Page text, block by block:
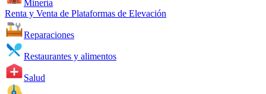
Minería
Renta y Venta de Plataformas de Elevación
Reparaciones
Restaurantes y alimentos
Salud